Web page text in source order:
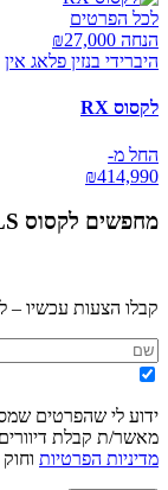
לכל הפרטים
הנחה ₪ 27,000
היברידי בנזין פלאג אין
לקסוס RX
החל מ-
₪414,990
מחפשים לקסוס LS
קבלו הצעות עכשיו –
ידוע לי שהפרטים
מאשר/ת קבלת
מדיניות הפרטיות